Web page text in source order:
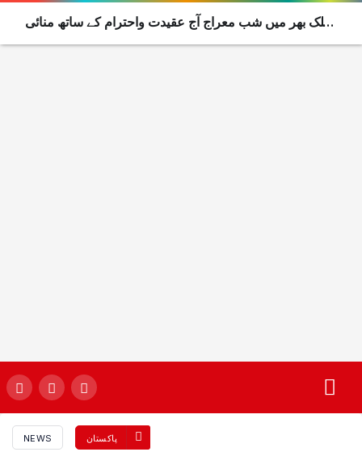
NEWS پاکستان
ملک بھر میں شب معراج آج عقیدت واحترام کے ساتھ منائی